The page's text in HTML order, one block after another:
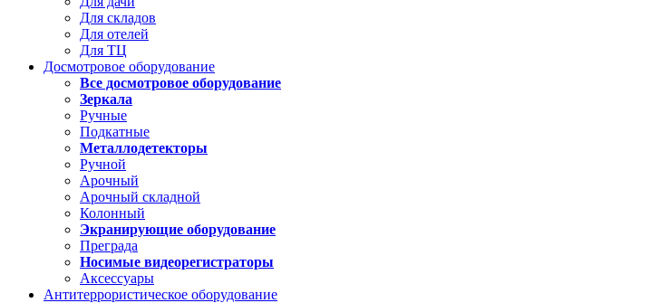
Для складов
Для отелей
Для ТЦ
Досмотровое оборудование
Все досмотровое оборудование
Зеркала
Ручные
Подкатные
Металлодетекторы
Ручной
Арочный
Арочный складной
Колонный
Экранирующие оборудование
Преграда
Носимые видеорегистраторы
Аксессуары
Антитеррористическое оборудование